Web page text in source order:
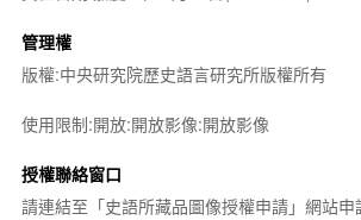
管理權
版權:中央研究院歷史語言研究所版權所有
使用限制:開放:開放影像:開放影像
授權聯絡窗口
請連結至「史語所藏品圖像授權申請」網站申